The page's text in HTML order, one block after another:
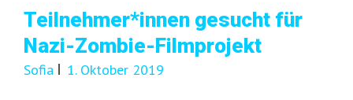
Teilnehmer*innen gesucht für
Nazi-Zombie-Filmprojekt
Sofia 1. Oktober 2019